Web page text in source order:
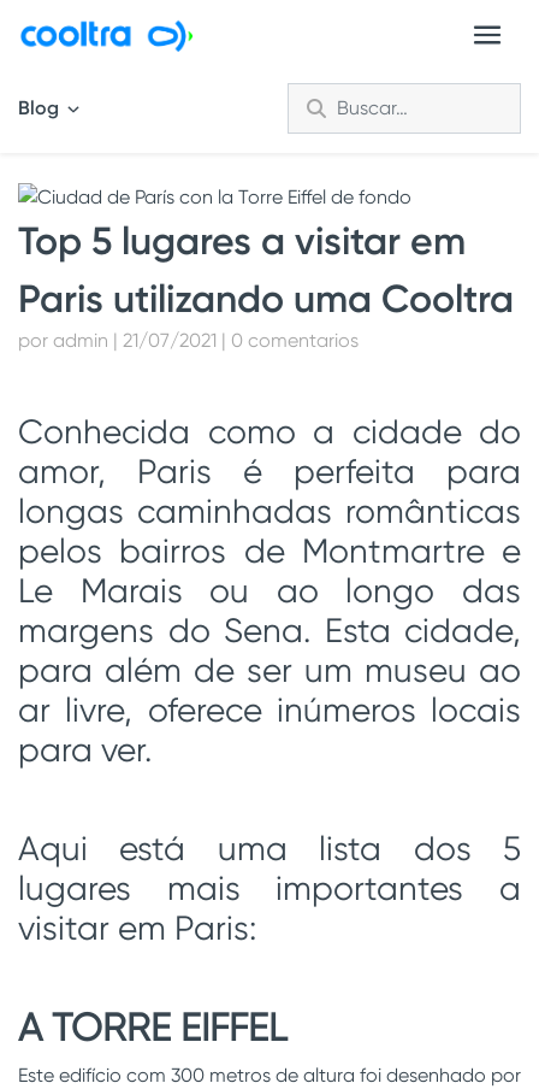
Blog
Top 5 lugares a visitar em
Paris utilizando uma Cooltra
por admin | 21/07/2021 | 0 comentarios
Conhecida como a cidade do
amor, Paris é perfeita para
longas caminhadas românticas
pelos bairros de Montmartre e
Le Marais ou ao longo das
margens do Sena. Esta cidade,
para além de ser um museu ao
ar livre, oferece inúmeros locais
para ver.
Aqui está uma lista dos 5
lugares mais importantes a
visitar em Paris:
A TORRE EIFFEL
Este edifício com 300 metros de altura foi desenhado por